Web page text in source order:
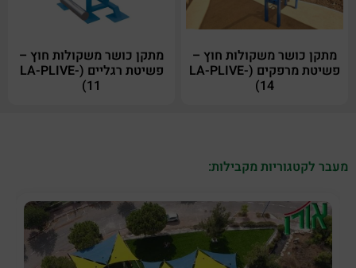
מתקן כושר משקולות חוץ –
פשיטת מרפקים (LA-PLIVE-
14)
מתקן כושר משקולות חוץ –
פשיטת רגליים (LA-PLIVE-
11)
מעבר לקטגוריות מקבילות: